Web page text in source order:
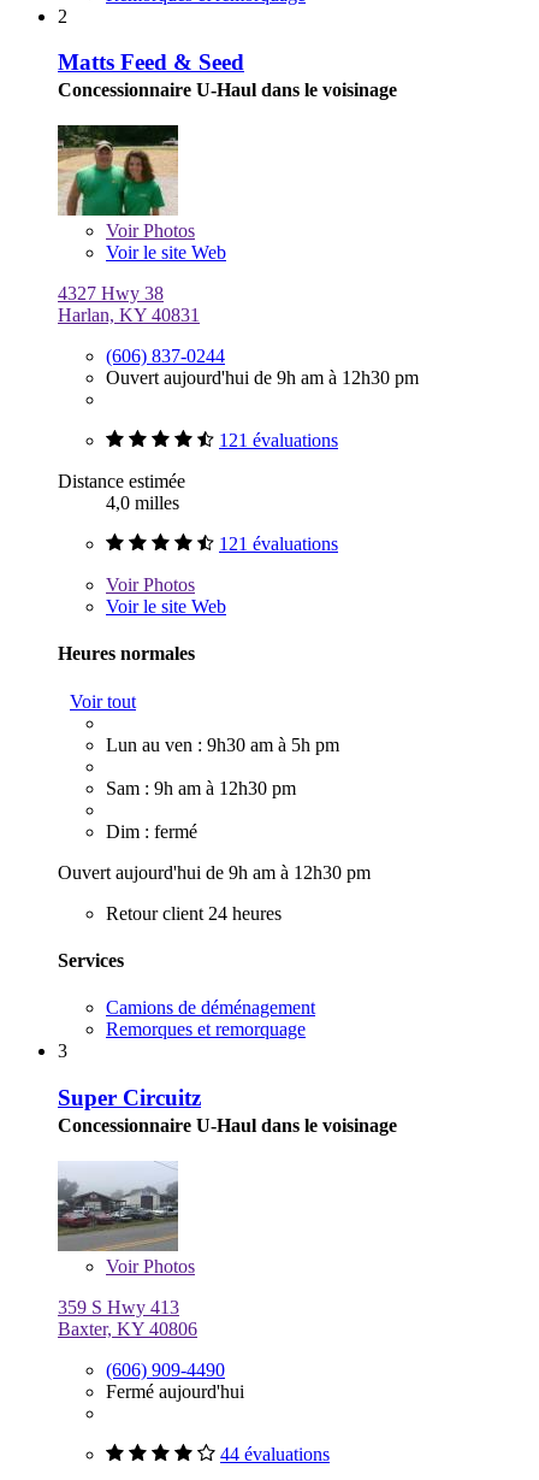
2
Matts Feed & Seed
Concessionnaire U-Haul dans le voisinage
VoirPhotos
Voir le site Web
4327 Hwy 38
Harlan, KY 40831
(606) 837-0244
Ouvert aujourd'hui de 9h am à 12h30 pm
121 évaluations
Distance estimée
4,0 milles
121 évaluations
VoirPhotos
Voir le site Web
Heures normales
Voir tout
Lun au ven : 9h30 am à 5h pm
Sam : 9h am à 12h30 pm
Dim : fermé
Ouvert aujourd'hui de 9h am à 12h30 pm
Retour client 24 heures
Services
Camions de déménagement
Remorques et remorquage
3
Super Circuitz
Concessionnaire U-Haul dans le voisinage
VoirPhotos
359 S Hwy 413
Baxter, KY 40806
(606) 909-4490
Fermé aujourd'hui
44 évaluations